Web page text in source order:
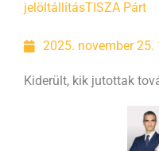
jelöltállításTISZA Párt
2025. november 25.
Kiderült, kik jutottak